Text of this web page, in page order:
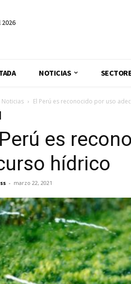
NOTICIAS
Noticias El Perú es reconocido por uso
es
hídrico
- marzo 22, 2021